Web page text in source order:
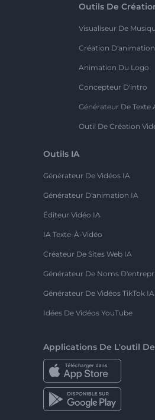
Outils De
Visualiseur De
Création D'animation
Animation Du Logo
Concepteur D'intro
Générateur De Texte
Outil De Création
Outils IA
Générateur De Vidéos IA
Générateur D'animation IA
Éditeur Vidéo IA
IA Texte-À-Vidéo
Créateur De Sites Web IA
Générateur De Noms
Générateur De Vidéos TikTok IA
Idées De Vidéos YouTube
Applications De L'outil